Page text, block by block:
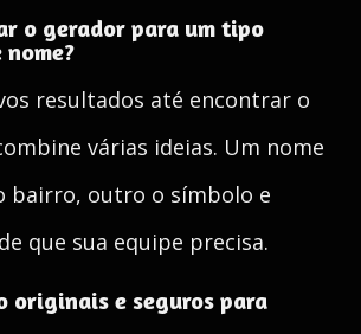
o gerador para um tipo
resultados até encontrar o
várias ideias. Um nome
bairro, outro o símbolo e
que sua equipe precisa.
originais e seguros para